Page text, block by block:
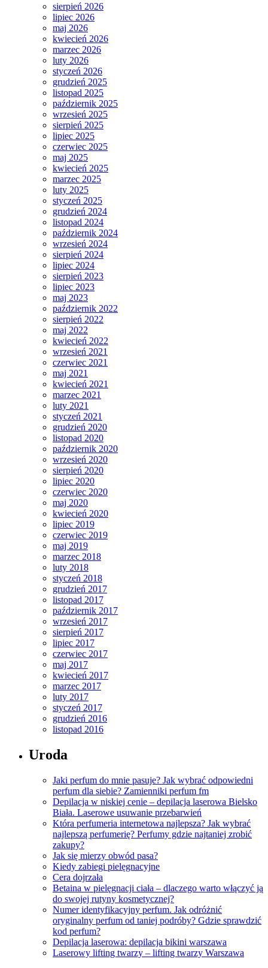
sierpień 2026
lipiec 2026
maj 2026
kwiecień 2026
marzec 2026
luty 2026
styczeń 2026
grudzień 2025
listopad 2025
październik 2025
wrzesień 2025
sierpień 2025
lipiec 2025
czerwiec 2025
maj 2025
kwiecień 2025
marzec 2025
luty 2025
styczeń 2025
grudzień 2024
listopad 2024
październik 2024
wrzesień 2024
sierpień 2024
lipiec 2024
sierpień 2023
lipiec 2023
maj 2023
październik 2022
sierpień 2022
maj 2022
kwiecień 2022
wrzesień 2021
czerwiec 2021
maj 2021
kwiecień 2021
marzec 2021
luty 2021
styczeń 2021
grudzień 2020
listopad 2020
październik 2020
wrzesień 2020
sierpień 2020
lipiec 2020
czerwiec 2020
maj 2020
kwiecień 2020
lipiec 2019
czerwiec 2019
maj 2019
marzec 2018
luty 2018
styczeń 2018
grudzień 2017
listopad 2017
październik 2017
wrzesień 2017
sierpień 2017
lipiec 2017
czerwiec 2017
maj 2017
kwiecień 2017
marzec 2017
luty 2017
styczeń 2017
grudzień 2016
listopad 2016
Uroda
Jaki perfum do mnie pasuje? Jak wybrać odpowiedni
perfum dla siebie? Zamienniki perfum fm
Depilacja w niskiej cenie – depilacja laserowa Bielsko
Biała. Laserowe usuwanie przebarwień
Która perfumeria internetowa najlepsza? Jak wybrać
najlepszą perfumerię? Perfumy gdzie najtaniej zrobić
zakupy?
Jak się mierzy obwód pasa?
Kiedy zabiegi pielęgnacyjne
Cera dojrzała
Betaina w pielęgnacji ciała – dlaczego warto włączyć ją
do swojej rutyny kosmetycznej?
Numer identyfikacyjny perfum. Jak odróżnić
oryginalny perfum od taniej podróby? Gdzie sprawdzić
kod perfum?
Depilacja laserowa: depilacja bikini warszawa
Laserowy lifting twarzy – lifting twarzy Warszawa